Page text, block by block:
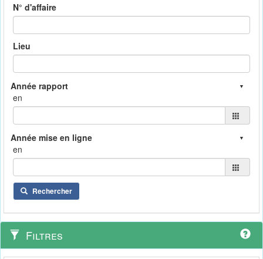
N° d'affaire
Lieu
en
en
Rechercher
Filtres